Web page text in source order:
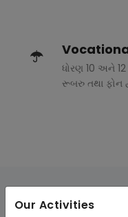
Our Activities
ધોરણ 10 અને 12
રૂબરુ તથા ફોન